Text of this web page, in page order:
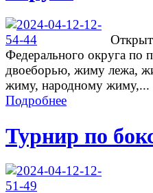
Федерального округа по
двоеборью, жиму лежа,
жиму, народному жиму,...
Подробнее
Турнир по